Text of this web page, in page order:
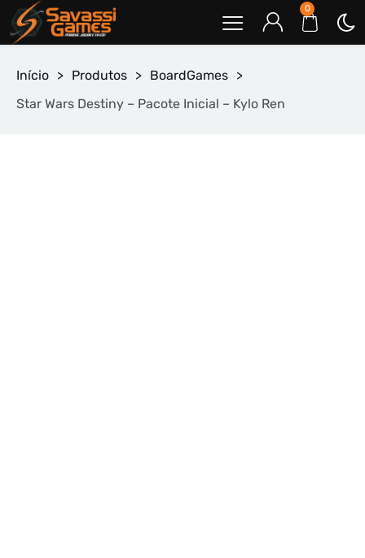
0
Início > Produtos > BoardGames >
Star Wars Destiny – Pacote Inicial – Kylo Ren